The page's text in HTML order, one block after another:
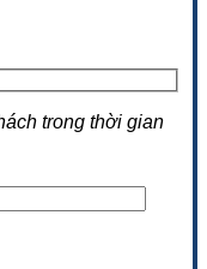
trong thời gian